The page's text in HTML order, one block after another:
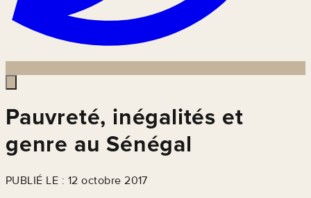
Pauvreté, inégalités et
genre au Sénégal
PUBLIÉ LE : 12 octobre 2017